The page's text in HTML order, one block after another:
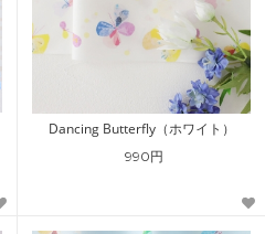
Dancing Butterfly（ホワイト）
990円